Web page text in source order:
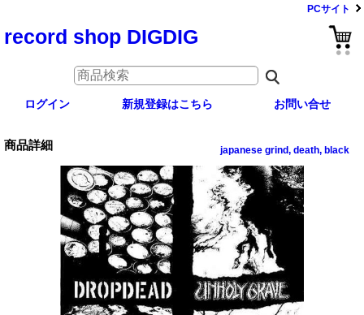
PCサイト
record shop DIGDIG
ログイン 新規登録はこちら お問い合せ
商品詳細 japanese grind, death, black